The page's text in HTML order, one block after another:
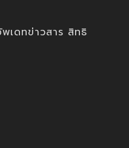
เดทข่าวสาร สิทธิ